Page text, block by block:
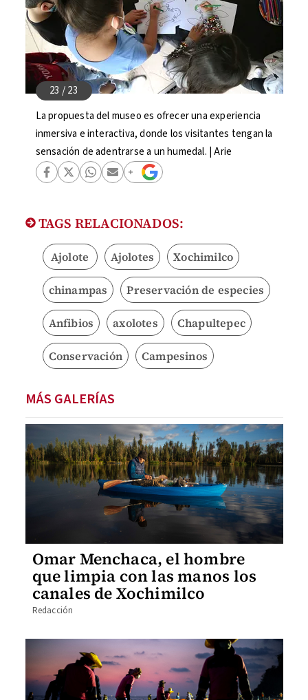
La propuesta del museo es ofrecer una experiencia
inmersiva e interactiva, donde los visitantes tengan la
sensación de adentrarse a un humedal. | Arie
TAGS RELACIONADOS:
Ajolote Ajolotes Xochimilco
chinampas Preservación de especies
Anfibios axolotes Chapultepec
Conservación Campesinos
MÁS GALERÍAS
Omar Menchaca, el hombre
que limpia con las manos los
canales de Xochimilco
Redacción